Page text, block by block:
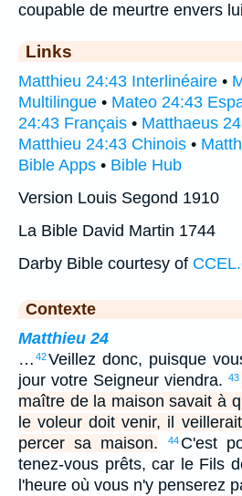
coupable de meurtre envers
Links
Matthieu 24:43 Interlinéaire •
Multilingue • Mateo 24:43
24:43 Français • Matthaeus
Matthieu 24:43 Chinois •
Bible Apps • Bible Hub
Version Louis Segond 1910
La Bible David Martin 1744
Darby Bible courtesy of
Contexte
Matthieu 24
… 42Veillez donc, puisque
jour votre Seigneur viendra.
43
maître de la maison savait à
le voleur doit venir, il
percer sa maison.
44 C'est
tenez-vous prêts, car le Fils
l'heure où vous n'y penserez